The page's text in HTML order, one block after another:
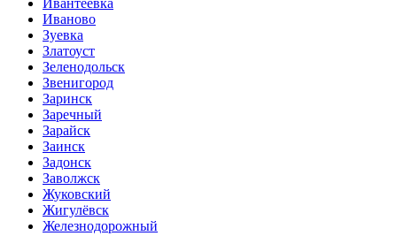
Иваново
Зуевка
Златоуст
Зеленодольск
Звенигород
Заринск
Заречный
Зарайск
Заинск
Задонск
Заволжск
Жуковский
Жигулёвск
Железнодорожный